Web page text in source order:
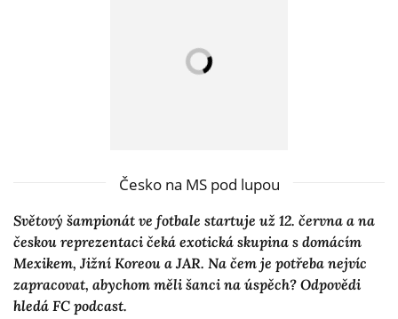
Česko na MS pod lupou
Světový šampionát ve fotbale startuje už 12. června a na
českou reprezentaci čeká exotická skupina s domácím
Mexikem, Jižní Koreou a JAR. Na čem je potřeba nejvíc
zapracovat, abychom měli šanci na úspěch? Odpovědi
hledá FC podcast.